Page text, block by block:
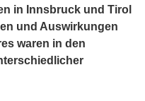
in Innsbruck und Tirol
und Auswirkungen
waren in den